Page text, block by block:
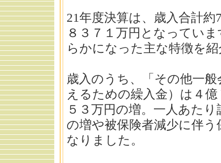
21年度決算は、歳入合計
８３７１万円となってい
らかになった主な特徴を
歳入のうち、「その他一
えるための繰入金）は４
５３万円の増。一人あた
の増や被保険者減少に伴
なりました。